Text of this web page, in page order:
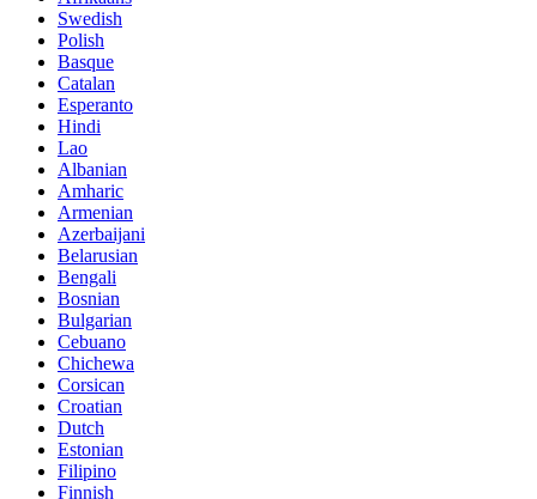
Swedish
Polish
Basque
Catalan
Esperanto
Hindi
Lao
Albanian
Amharic
Armenian
Azerbaijani
Belarusian
Bengali
Bosnian
Bulgarian
Cebuano
Chichewa
Corsican
Croatian
Dutch
Estonian
Filipino
Finnish